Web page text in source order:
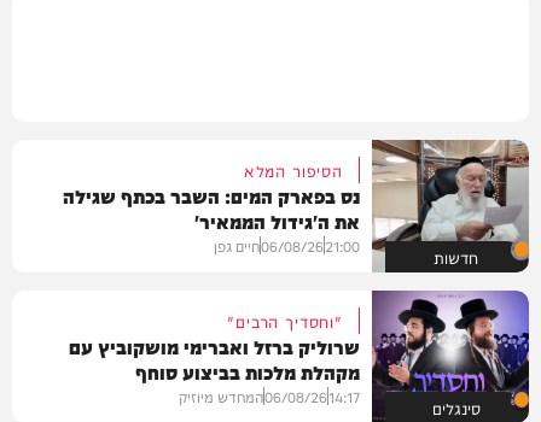
חדשות
הסיפור המלא
נס בפארק המים: השבר בכתף שגילה
את ה'גידול הממאיר'
21:00
06/08/26חיים גפן
סינגלים
"וחסדיך הרבים"
שרוליק ברזל ואברימי מושקוביץ עם
מקהלת מלכות בביצוע סוחף
14:17
06/08/26המחדש מיוזיק